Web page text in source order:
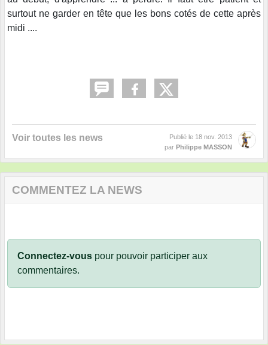
surtout ne garder en tête que les bons cotés de cette après
midi ....
Voir toutes les news Publié le 18 nov. 2013
par Philippe MASSON
COMMENTEZ LA NEWS
Connectez-vous pour pouvoir participer aux
commentaires.